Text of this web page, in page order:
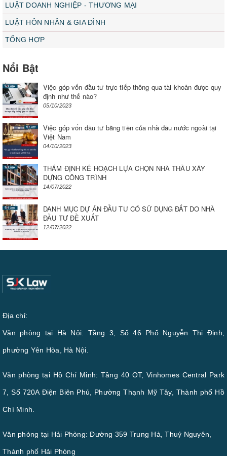
LUẬT DOANH NGHIỆP - THƯƠNG MẠI
LUẬT HÔN NHÂN & GIA ĐÌNH
TỔNG HỢP
Nổi Bật
Việc góp vốn đầu tư trực tiếp thông qua tài khoản được quy
định như thế nào?
05/10/2023
Việc góp vốn đầu tư bằng tiền của nhà đầu nước ngoài tại
Việt Nam
04/10/2023
THẨM ĐỊNH KẾ HOẠCH LỰA CHỌN NHÀ THẦU XÂY
DỰNG CÔNG TRÌNH
14/07/2022
DANH MỤC DỰ ÁN ĐẦU TƯ CÓ SỬ DỤNG ĐẤT DO NHÀ
ĐẦU TƯ ĐỀ XUẤT
12/07/2022
Địa chỉ:
Văn phòng tại Hà Nội: Tầng 3, Số 46 Phố Nguyễn Thị Định,
phường Yên Hòa, Hà Nội.
Văn phòng tại Hồ Chí Minh: Tầng 40 OT, Vinhomes Central Park
7, Số 720A Điện Biên Phủ, Phường Thạnh Mỹ Tây, Thành phố Hồ
Chí Minh.
Văn phòng tại Hải Phòng: Đường 359 Trung Hà, Thuỷ Nguyên,
Thành phố Hải Phòng